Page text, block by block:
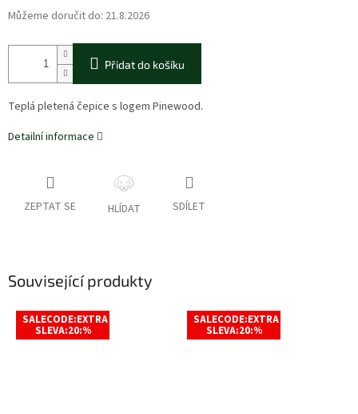
Můžeme doručit do: 21.8.2026
Přidat do košíku
Teplá pletená čepice s logem Pinewood.
Detailní informace
ZEPTAT SE HLÍDAT SDÍLET
Související produkty
SALECODE:EXTRA
SLEVA:20:%
SALECODE:EXTRA
SLEVA:20:%